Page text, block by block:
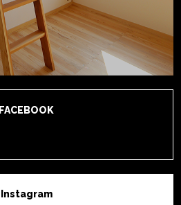
FACEBOOK
Instagram